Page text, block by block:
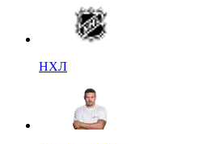
НХЛ